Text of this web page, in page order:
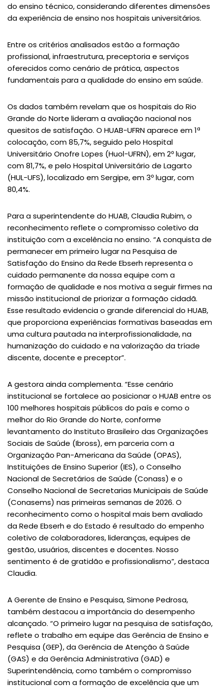
do ensino técnico, considerando diferentes dimensões
da experiência de ensino nos hospitais universitários.
Entre os critérios analisados estão a formação
profissional, infraestrutura, preceptoria e serviços
oferecidos como cenário de prática, aspectos
fundamentais para a qualidade do ensino em saúde.
Os dados também revelam que os hospitais do Rio
Grande do Norte lideram a avaliação nacional nos
quesitos de satisfação. O HUAB-UFRN aparece em 1ª
colocação, com 85,7%, seguido pelo Hospital
Universitário Onofre Lopes (Huol-UFRN), em 2º lugar,
com 81,7%, e pelo Hospital Universitário de Lagarto
(HUL-UFS), localizado em Sergipe, em 3º lugar, com
80,4%.
Para a superintendente do HUAB, Claudia Rubim, o
reconhecimento reflete o compromisso coletivo da
instituição com a excelência no ensino. “A conquista de
permanecer em primeiro lugar na Pesquisa de
Satisfação do Ensino da Rede Ebserh representa o
cuidado permanente da nossa equipe com a
formação de qualidade e nos motiva a seguir firmes na
missão institucional de priorizar a formação cidadã.
Esse resultado evidencia o grande diferencial do HUAB,
que proporciona experiências formativas baseadas em
uma cultura pautada na interprofissionalidade, na
humanização do cuidado e na valorização da tríade
discente, docente e preceptor”.
A gestora ainda complementa. “Esse cenário
institucional se fortalece ao posicionar o HUAB entre os
100 melhores hospitais públicos do país e como o
melhor do Rio Grande do Norte, conforme
levantamento do Instituto Brasileiro das Organizações
Sociais de Saúde (Ibross), em parceria com a
Organização Pan-Americana da Saúde (OPAS),
Instituições de Ensino Superior (IES), o Conselho
Nacional de Secretários de Saúde (Conass) e o
Conselho Nacional de Secretarias Municipais de Saúde
(Conasems) nas primeiras semanas de 2026. O
reconhecimento como o hospital mais bem avaliado
da Rede Ebserh e do Estado é resultado do empenho
coletivo de colaboradores, lideranças, equipes de
gestão, usuários, discentes e docentes. Nosso
sentimento é de gratidão e profissionalismo”, destaca
Claudia.
A Gerente de Ensino e Pesquisa, Simone Pedrosa,
também destacou a importância do desempenho
alcançado. “O primeiro lugar na pesquisa de satisfação,
reflete o trabalho em equipe das Gerência de Ensino e
Pesquisa (GEP), da Gerência de Atenção à Saúde
(GAS) e da Gerência Administrativa (GAD) e
Superintendência, como também o compromisso
institucional com a formação de excelência que um